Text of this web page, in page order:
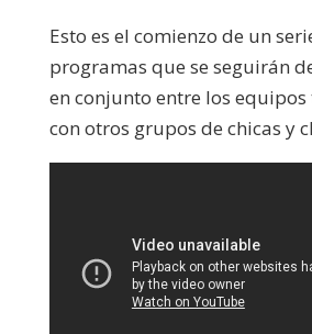
Esto es el comienzo de un
programas que se seguirán
en conjunto entre los
con otros grupos de chicas y